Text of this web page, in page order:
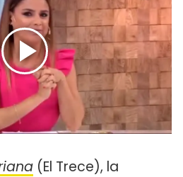
(El Trece), la